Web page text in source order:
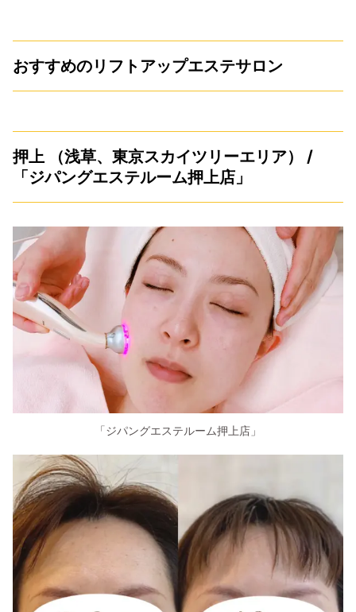
おすすめのリフトアップエステサロン
押上 （浅草、東京スカイツリーエリア） /
「ジパングエステルーム押上店」
「ジパングエステルーム押上店」